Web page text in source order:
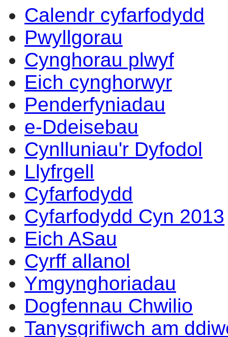
Calendr cyfarfodydd
Pwyllgorau
Cynghorau plwyf
Eich cynghorwyr
Penderfyniadau
e-Ddeisebau
Cynlluniau'r Dyfodol
Llyfrgell
Cyfarfodydd
Cyfarfodydd Cyn 2013
Eich ASau
Cyrff allanol
Ymgynghoriadau
Dogfennau Chwilio
Tanysgrifiwch am
14:00
14:00
14:00
14:00